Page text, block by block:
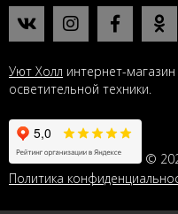
Уют Холл интернет-
осветительной техники.
©
Политика